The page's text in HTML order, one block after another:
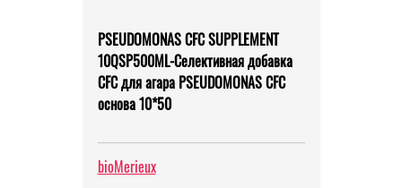
PSEUDOMONAS CFC SUPPLEMENT
10QSP500ML-Селективная добавка
CFC для агара PSEUDOMONAS CFC
основа 10*50
bioMerieux